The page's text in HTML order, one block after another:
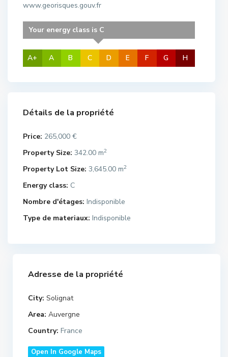
www.georisques.gouv.fr
A+ A B
Your energy class is C
C D E F G H
Détails de la propriété
Price: 265,000 €
Property Size: 342.00 m2
Property Lot Size: 3,645.00 m2
Energy class: C
Nombre d'étages: Indisponible
Type de materiaux: Indisponible
Adresse de la propriété
City: Solignat
Area: Auvergne
Country: France
Open In Google Maps